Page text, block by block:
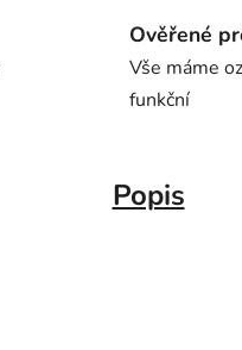
Ověřené
Vše máme
funkční
Popis